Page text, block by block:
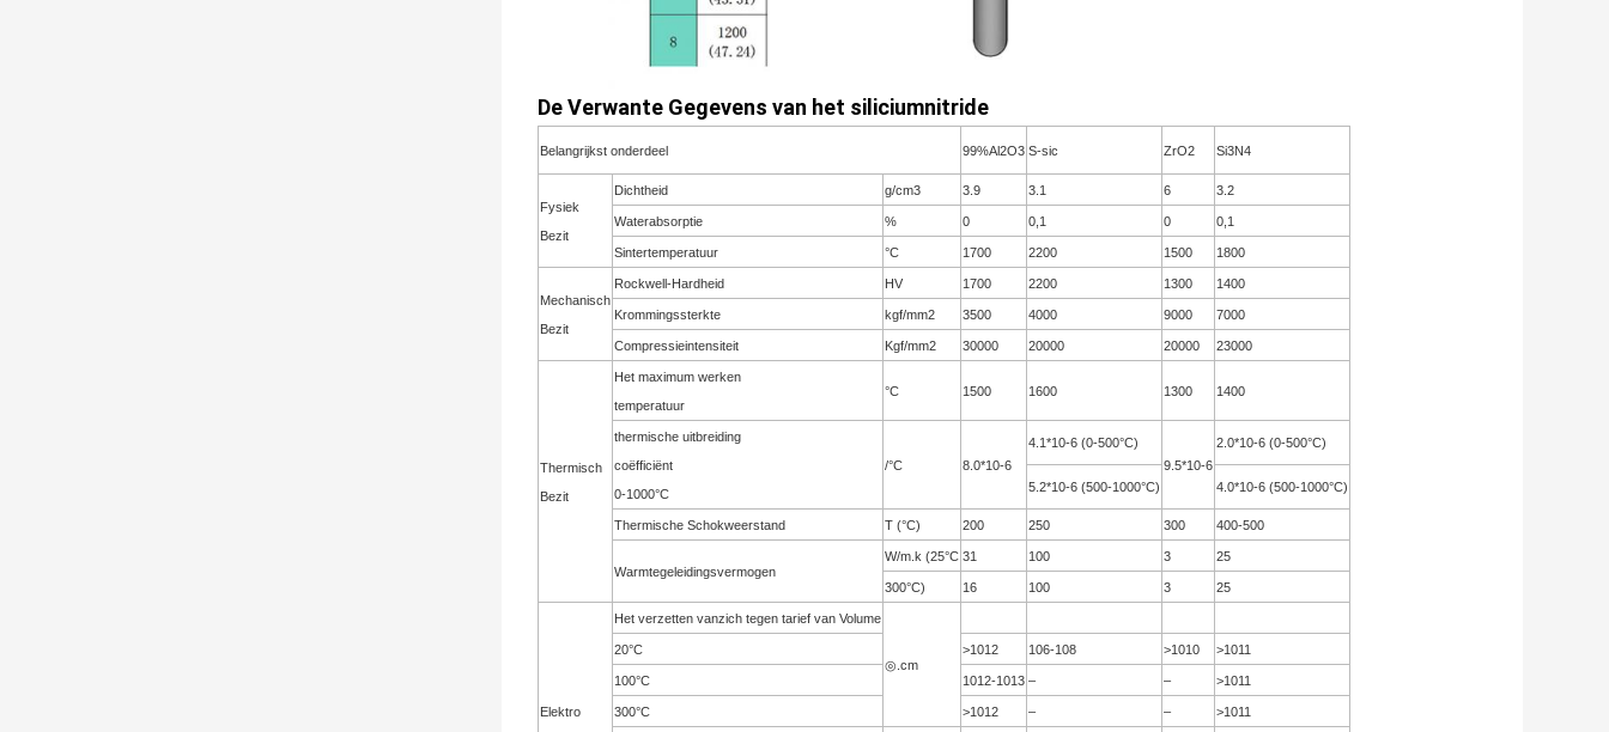
De Verwante Gegevens van het siliciumnitride
Belangrijkst onderdeel 99%Al2O3 S-sic ZrO2 Si3N4
Fysiek
Bezit
Dichtheid g/cm3 3.9 3.1 6 3.2
Waterabsorptie % 0 0,1 0 0,1
Sintertemperatuur °C 1700 2200 1500 1800
Mechanisch
Bezit
Rockwell-Hardheid HV 1700 2200 1300 1400
Krommingssterkte kgf/mm2 3500 4000 9000 7000
Compressieintensiteit Kgf/mm2 30000 20000 20000 23000
Thermisch
Bezit
Het maximum werken
temperatuur
°C 1500 1600 1300 1400
thermische uitbreiding
coëfficiënt
0-1000°C
/°C 8.0*10-6
4.1*10-6 (0-500°C)
9.5*10-6
2.0*10-6 (0-500°C)
5.2*10-6 (500-1000°C) 4.0*10-6 (500-1000°C)
Thermische Schokweerstand T (°C) 200 250 300 400-500
Warmtegeleidingsvermogen
W/m.k (25°C 31 100 3 25
300°C) 16 100 3 25
Elektro
Het verzetten vanzich tegen tarief van Volume
◎.cm
20°C >1012 106-108 >1010 >1011
100°C 1012-1013 – – >1011
300°C >1012 – – >1011